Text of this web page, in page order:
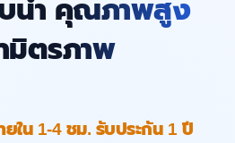
น้ำ คุณภาพสูง
มิตรภาพ
ใน 1-4 ชม. รับประกัน 1 ปี